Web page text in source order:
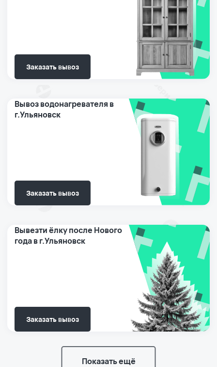
Заказать вывоз
Вывоз водонагревателя в
г.Ульяновск
Заказать вывоз
Вывезти ёлку после Нового
года в г.Ульяновск
Заказать вывоз
Показать ещё